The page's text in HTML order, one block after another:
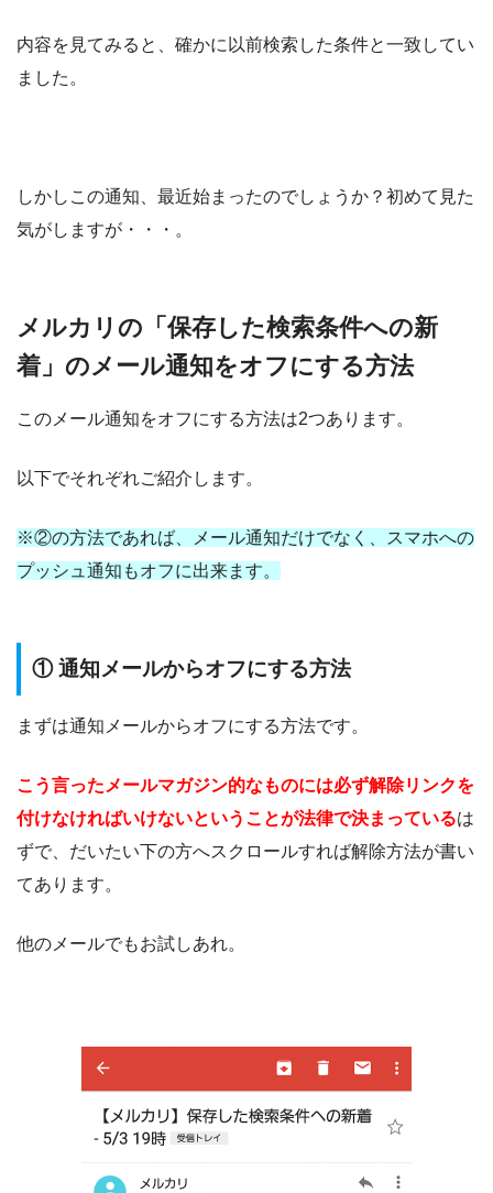
内容を見てみると、確かに以前検索した条件と一致してい
ました。
しかしこの通知、最近始まったのでしょうか？初めて見た
気がしますが・・・。
メルカリの「保存した検索条件への新
着」のメール通知をオフにする方法
このメール通知をオフにする方法は2つあります。
以下でそれぞれご紹介します。
※②の方法であれば、メール通知だけでなく、スマホへの
プッシュ通知もオフに出来ます。
① 通知メールからオフにする方法
まずは通知メールからオフにする方法です。
こう言ったメールマガジン的なものには必ず解除リンクを
付けなければいけないということが法律で決まっているは
ずで、だいたい下の方へスクロールすれば解除方法が書い
てあります。
他のメールでもお試しあれ。